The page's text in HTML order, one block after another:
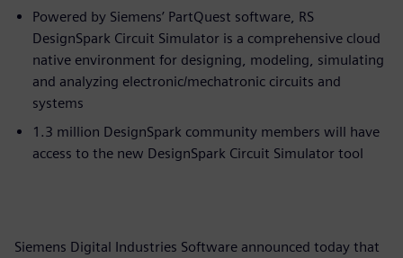
Powered by Siemens’ PartQuest software, RS
DesignSpark Circuit Simulator is a comprehensive cloud
native environment for designing, modeling, simulating
and analyzing electronic/mechatronic circuits and
systems
1.3 million DesignSpark community members will have
access to the new DesignSpark Circuit Simulator tool
Siemens Digital Industries Software announced today that